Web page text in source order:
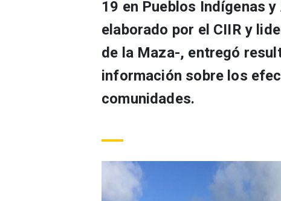
19 en Pueblos Indígenas
elaborado por el CIIR y
de la Maza-, entregó
información sobre los
comunidades.